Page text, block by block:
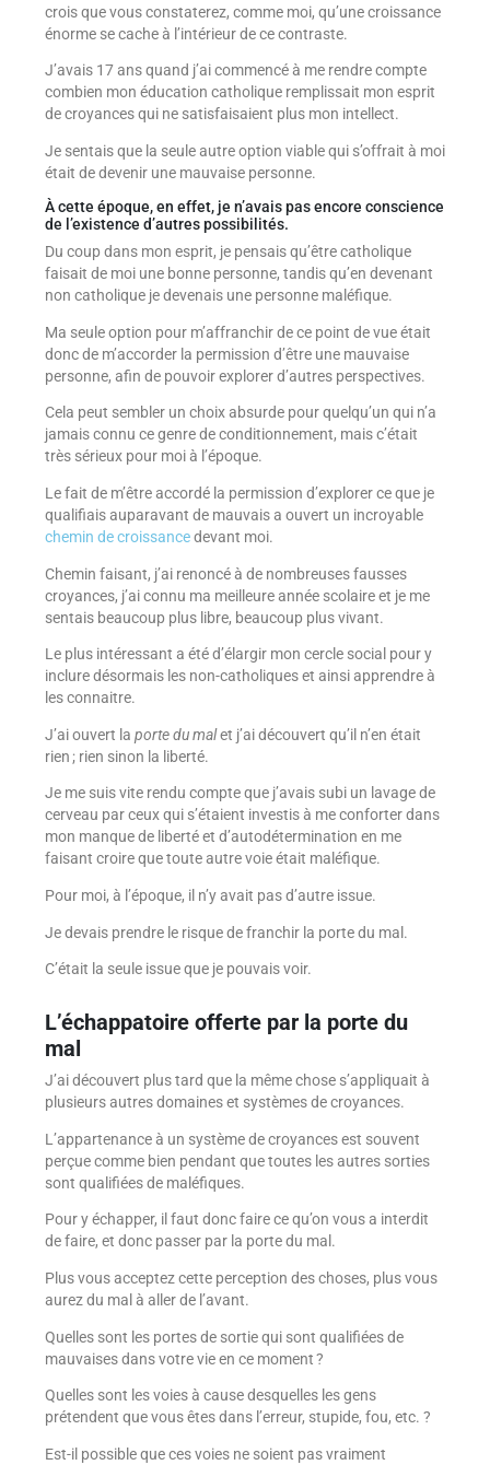
crois que vous constaterez, comme moi, qu’une croissance
énorme se cache à l’intérieur de ce contraste.
J’avais 17 ans quand j’ai commencé à me rendre compte
combien mon éducation catholique remplissait mon esprit
de croyances qui ne satisfaisaient plus mon intellect.
Je sentais que la seule autre option viable qui s’offrait à moi
était de devenir une mauvaise personne.
À cette époque, en effet, je n’avais pas encore conscience
de l’existence d’autres possibilités.
Du coup dans mon esprit, je pensais qu’être catholique
faisait de moi une bonne personne, tandis qu’en devenant
non catholique je devenais une personne maléfique.
Ma seule option pour m’affranchir de ce point de vue était
donc de m’accorder la permission d’être une mauvaise
personne, afin de pouvoir explorer d’autres perspectives.
Cela peut sembler un choix absurde pour quelqu’un qui n’a
jamais connu ce genre de conditionnement, mais c’était
très sérieux pour moi à l’époque.
Le fait de m’être accordé la permission d’explorer ce que je
qualifiais auparavant de mauvais a ouvert un incroyable
chemin de croissancedevant moi.
Chemin faisant, j’ai renoncé à de nombreuses fausses
croyances, j’ai connu ma meilleure année scolaire et je me
sentais beaucoup plus libre, beaucoup plus vivant.
Le plus intéressant a été d’élargir mon cercle social pour y
inclure désormais les non-catholiques et ainsi apprendre à
les connaitre.
J’ai ouvert la porte du malet j’ai découvert qu’il n’en était
rien ; rien sinon la liberté.
Je me suis vite rendu compte que j’avais subi un lavage de
cerveau par ceux qui s’étaient investis à me conforter dans
mon manque de liberté et d’autodétermination en me
faisant croire que toute autre voie était maléfique.
Pour moi, à l’époque, il n’y avait pas d’autre issue.
Je devais prendre le risque de franchir la porte du mal.
C’était la seule issue que je pouvais voir.
L’échappatoire offerte par la porte du
mal
J’ai découvert plus tard que la même chose s’appliquait à
plusieurs autres domaines et systèmes de croyances.
L’appartenance à un système de croyances est souvent
perçue comme bien pendant que toutes les autres sorties
sont qualifiées de maléfiques.
Pour y échapper, il faut donc faire ce qu’on vous a interdit
de faire, et donc passer par la porte du mal.
Plus vous acceptez cette perception des choses, plus vous
aurez du mal à aller de l’avant.
Quelles sont les portes de sortie qui sont qualifiées de
mauvaises dans votre vie en ce moment ?
Quelles sont les voies à cause desquelles les gens
prétendent que vous êtes dans l’erreur, stupide, fou, etc. ?
Est-il possible que ces voies ne soient pas vraiment